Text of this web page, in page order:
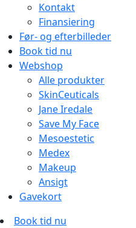
Kontakt
Finansiering
Før- og efterbilleder
Book tid nu
Webshop
Alle produkter
SkinCeuticals
Jane Iredale
Save My Face
Mesoestetic
Medex
Makeup
Ansigt
Gavekort
Book tid nu